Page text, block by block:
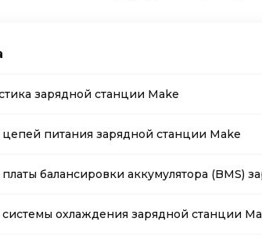
зарядной станции Make
питания зарядной станции Make
балансировки аккумулятора (BMS)
охлаждения зарядной станции